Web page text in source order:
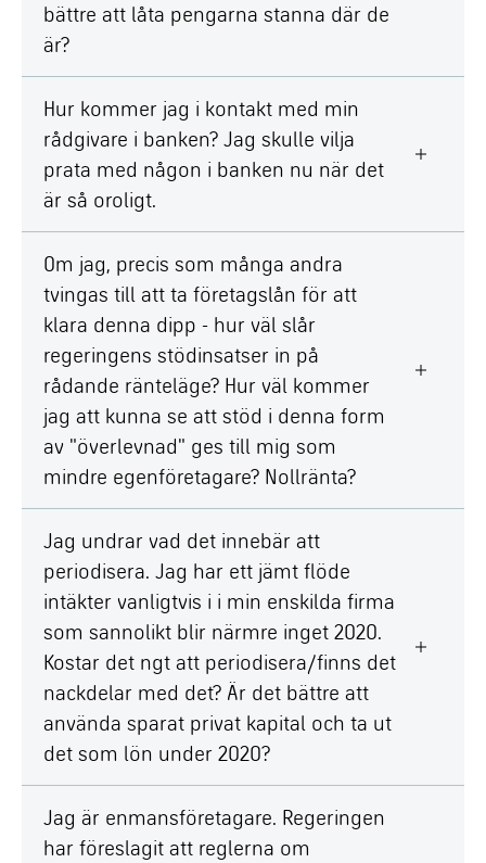
bättre att låta pengarna stanna där de
är?
Hur kommer jag i kontakt med min
rådgivare i banken? Jag skulle vilja
prata med någon i banken nu när det
är så oroligt.
Om jag, precis som många andra
tvingas till att ta företagslån för att
klara denna dipp - hur väl slår
regeringens stödinsatser in på
rådande ränteläge? Hur väl kommer
jag att kunna se att stöd i denna form
av "överlevnad" ges till mig som
mindre egenföretagare? Nollränta?
Jag undrar vad det innebär att
periodisera. Jag har ett jämt flöde
intäkter vanligtvis i i min enskilda firma
som sannolikt blir närmre inget 2020.
Kostar det ngt att periodisera/finns det
nackdelar med det? Är det bättre att
använda sparat privat kapital och ta ut
det som lön under 2020?
Jag är enmansföretagare. Regeringen
har föreslagit att reglerna om